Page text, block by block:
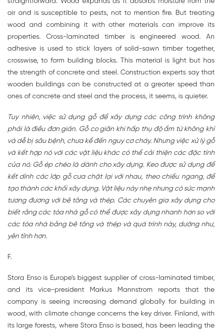
air and is susceptible to pests, not to mention fire. But treating
wood and combining it with other materials can improve its
properties. Cross-laminated timber is engineered wood. An
adhesive is used to stick layers of solid-sawn timber together,
crosswise, to form building blocks. This material is light but has
the strength of concrete and steel. Construction experts say that
wooden buildings can be constructed at a greater speed than
ones of concrete and steel and the process, it seems, is quieter.
Tuy nhiên, việc sử dụng gỗ để xây dựng các công trình không
phải là điều đơn giản. Gỗ co giãn khi hấp thụ độ ẩm từ không khí
và dễ bị sâu bệnh, chưa kể đến nguy cơ cháy. Nhưng việc xử lý gỗ
và kết hợp nó với các vật liệu khác có thể cải thiện các đặc tính
của nó. Gỗ ép chéo là dành cho xây dựng. Keo được sử dụng để
kết dính các lớp gỗ cưa chặt lại với nhau, theo chiều ngang, để
tạo thành các khối xây dựng. Vật liệu này nhẹ nhưng có sức mạnh
tương đương với bê tông và thép. Các chuyên gia xây dựng cho
biết rằng các tòa nhà gỗ có thể được xây dựng nhanh hơn so với
các tòa nhà bằng bê tông và thép và quá trình này, dường như,
yên tĩnh hơn.
F.
Stora Enso is Europe’s biggest supplier of cross-laminated timber,
and its vice-president Markus Mannstrom reports that the
company is seeing increasing demand globally for building in
wood, with climate change concerns the key driver. Finland, with
its large forests, where Stora Enso is based, has been leading the